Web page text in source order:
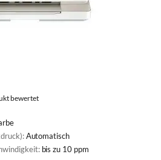
bewertet
Automatisch
bis zu 10 ppm